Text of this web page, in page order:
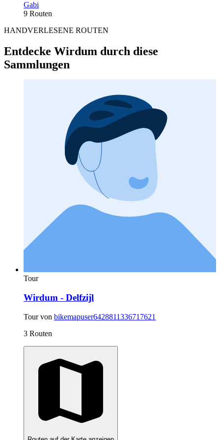
Gabi
9 Routen
HANDVERLESENE ROUTEN
Entdecke Wirdum durch diese
Sammlungen
Tour
Wirdum - Delfzijl
Tour von bikemapuser6428811336717621
3 Routen